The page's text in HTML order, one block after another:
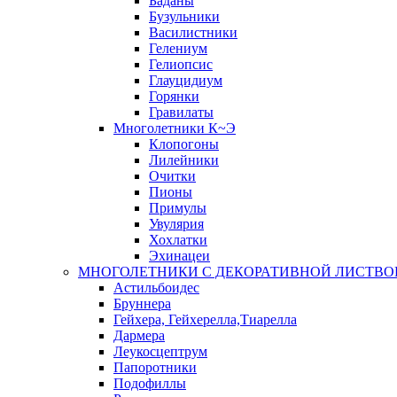
Бузульники
Василистники
Гелениум
Гелиопсис
Глауцидиум
Горянки
Гравилаты
Многолетники К~Э
Клопогоны
Лилейники
Очитки
Пионы
Примулы
Увулярия
Хохлатки
Эхинацеи
МНОГОЛЕТНИКИ С ДЕКОРАТИВНОЙ
Астильбоидес
Бруннера
Гейхера, Гейхерелла,Тиарелла
Дармера
Леукосцептрум
Папоротники
Подофиллы